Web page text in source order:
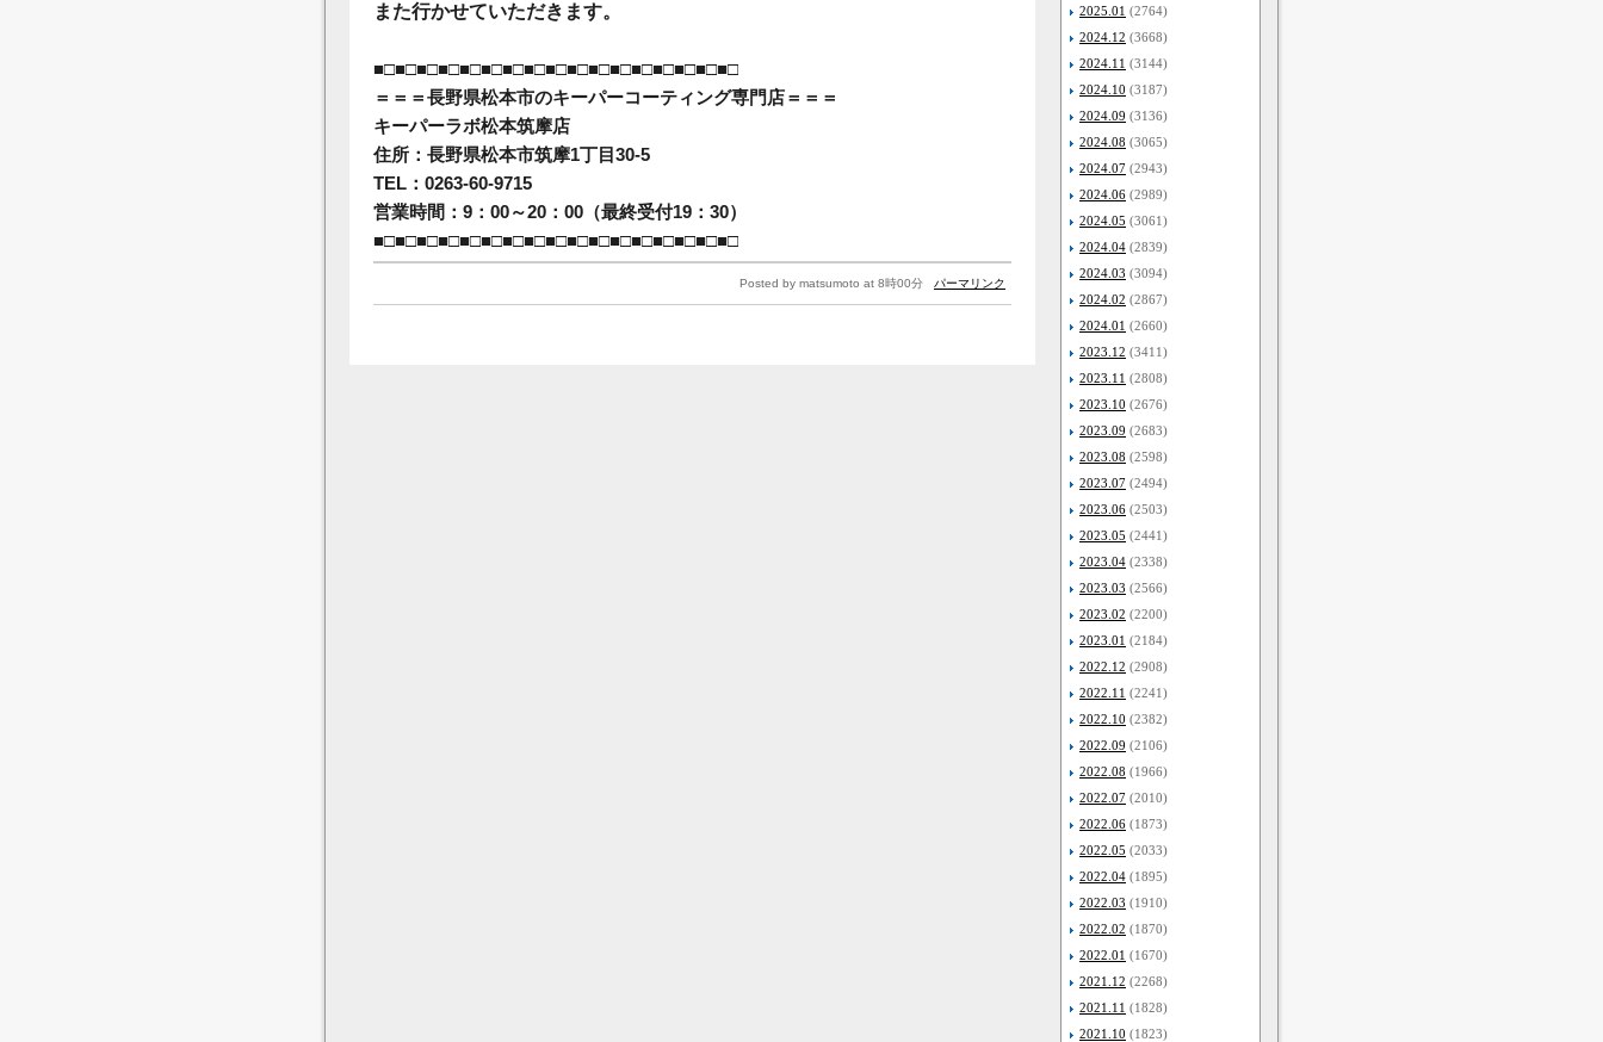
また行かせていただきます。
■□■□■□■□■□■□■□■□■□■□■□■□■□■□■□■□■□
＝＝＝長野県松本市のキーパーコーティング専門店＝＝＝
キーパーラボ松本筑摩店
住所：長野県松本市筑摩1丁目30-5
TEL：0263-60-9715
営業時間：9：00～20：00（最終受付19：30）
■□■□■□■□■□■□■□■□■□■□■□■□■□■□■□■□■□
Posted by matsumoto at 8時00分 パーマリンク
2025.01 (2764)
2024.12 (3668)
2024.11 (3144)
2024.10 (3187)
2024.09 (3136)
2024.08 (3065)
2024.07 (2943)
2024.06 (2989)
2024.05 (3061)
2024.04 (2839)
2024.03 (3094)
2024.02 (2867)
2024.01 (2660)
2023.12 (3411)
2023.11 (2808)
2023.10 (2676)
2023.09 (2683)
2023.08 (2598)
2023.07 (2494)
2023.06 (2503)
2023.05 (2441)
2023.04 (2338)
2023.03 (2566)
2023.02 (2200)
2023.01 (2184)
2022.12 (2908)
2022.11 (2241)
2022.10 (2382)
2022.09 (2106)
2022.08 (1966)
2022.07 (2010)
2022.06 (1873)
2022.05 (2033)
2022.04 (1895)
2022.03 (1910)
2022.02 (1870)
2022.01 (1670)
2021.12 (2268)
2021.11 (1828)
2021.10 (1823)